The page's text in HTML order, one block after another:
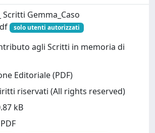
Scritti Gemma_Caso
solo utenti autorizzati
agli Scritti in memoria di
Editoriale (PDF)
riservati (All rights reserved)
kB